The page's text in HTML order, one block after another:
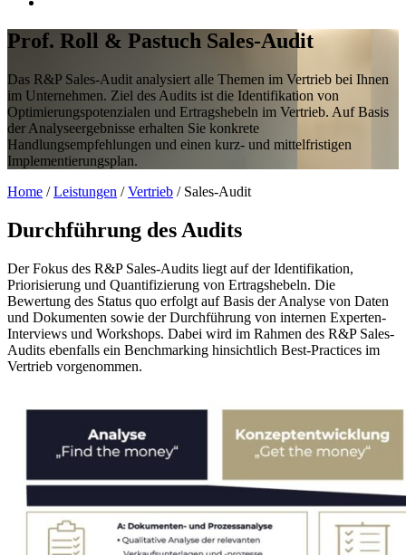
Prof. Roll & Pastuch Sales-Audit
Das R&P Sales-Audit analysiert alle Themen im Vertrieb bei Ihnen
im Unternehmen. Ziel des Audits ist die Identifikation von
Optimierungspotenzialen und Ertragshebeln im Vertrieb. Auf Basis
der Analyseergebnisse erhalten Sie konkrete
Handlungsempfehlungen und einen kurz- und mittelfristigen
Implementierungsplan.
Home /Leistungen /Vertrieb / Sales-Audit
Durchführung des Audits
Der Fokus des R&P Sales-Audits liegt auf der Identifikation,
Priorisierung und Quantifizierung von Ertragshebeln. Die
Bewertung des Status quo erfolgt auf Basis der Analyse von Daten
und Dokumenten sowie der Durchführung von internen Experten-
Interviews und Workshops. Dabei wird im Rahmen des R&P Sales-
Audits ebenfalls ein Benchmarking hinsichtlich Best-Practices im
Vertrieb vorgenommen.